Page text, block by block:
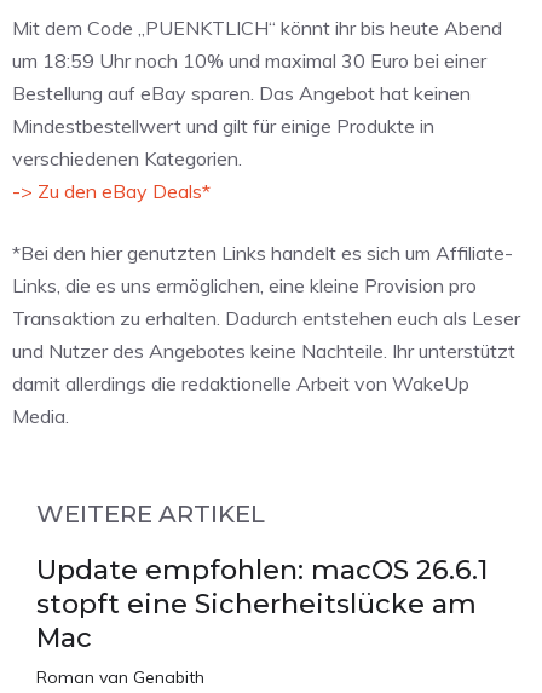
Mit dem Code „PUENKTLICH“ könnt ihr bis heute Abend
um 18:59 Uhr noch 10% und maximal 30 Euro bei einer
Bestellung auf eBay sparen. Das Angebot hat keinen
Mindestbestellwert und gilt für einige Produkte in
verschiedenen Kategorien.
-> Zu den eBay Deals*
*Bei den hier genutzten Links handelt es sich um Affiliate-
Links, die es uns ermöglichen, eine kleine Provision pro
Transaktion zu erhalten. Dadurch entstehen euch als Leser
und Nutzer des Angebotes keine Nachteile. Ihr unterstützt
damit allerdings die redaktionelle Arbeit von WakeUp
Media.
WEITERE ARTIKEL
Update empfohlen: macOS 26.6.1
stopft eine Sicherheitslücke am
Mac
Roman van Genabith